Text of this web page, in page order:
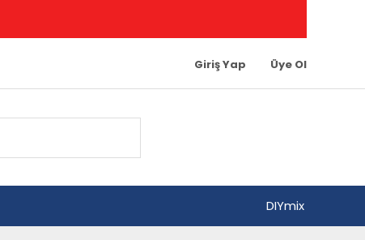
Giriş Yap Üye Ol
DIYmix